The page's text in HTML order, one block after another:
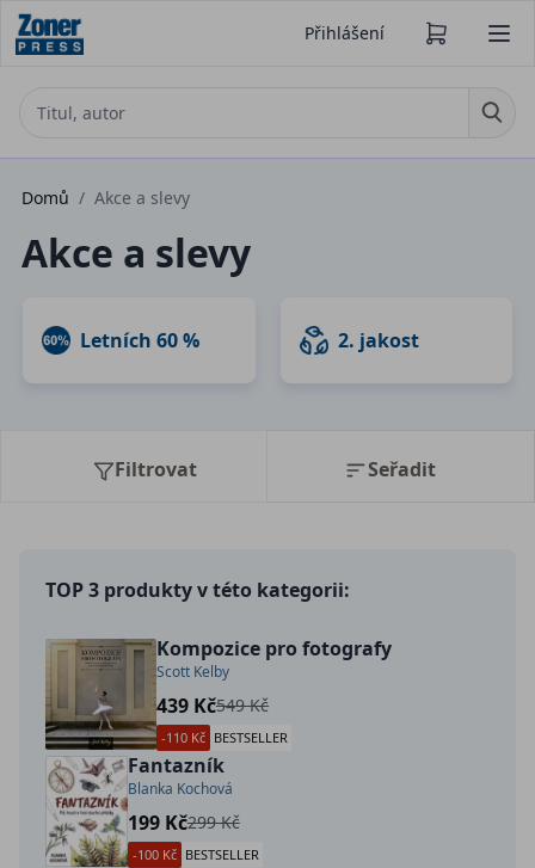
Přihlášení
Domů / Akce a slevy
Akce a slevy
Letních 60 % 2. jakost
Filtrovat Seřadit
TOP 3 produkty v této kategorii:
Kompozice pro fotografy
Scott Kelby
439 Kč549 Kč
-110 Kč BESTSELLER
Fantazník
Blanka Kochová
199 Kč299 Kč
-100 Kč BESTSELLER